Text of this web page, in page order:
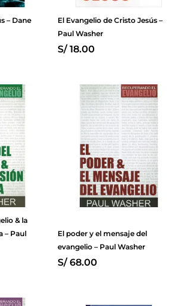
– Dane
El Evangelio de Cristo Jesús –
Paul Washer
S/18.00
& la
– Paul
El poder y el mensaje del
evangelio – Paul Washer
S/68.00